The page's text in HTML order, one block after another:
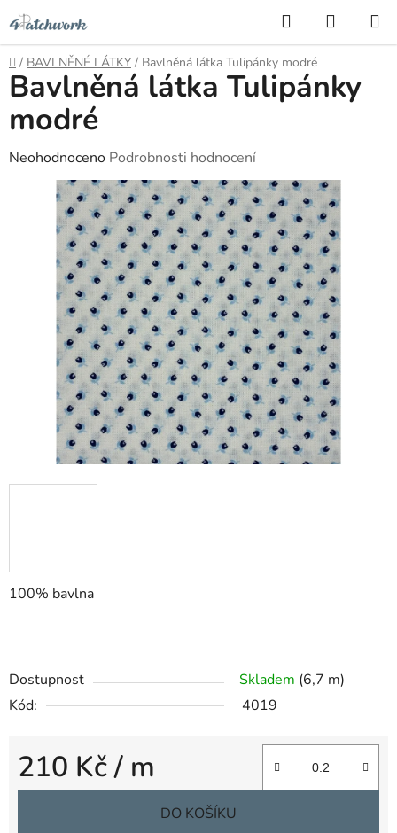
Přejít
na
obsah
Hledat
KOŠÍK
Domů
/ BAVLNĚNÉ LÁTKY / Bavlněná látka Tulipánky modré
100% bavlna
Dostupnost Skladem (6,7 m)
Kód:
4019
210 Kč/ m
Měrná cena:
DO KOŠÍKU
Bavlněná látka Tulipánky
modré
Průměrné
hodnocení
produktu
hvězdiček.
Neohodnoceno Podrobnosti hodnocení